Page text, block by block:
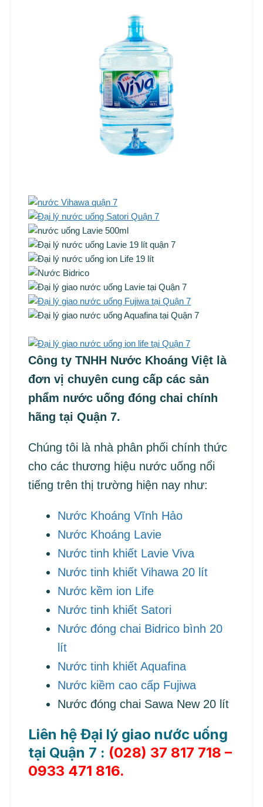
Công ty TNHH Nước Khoáng Việt là
đơn vị chuyên cung cấp các sản
phẩm nước uống đóng chai chính
hãng tại Quận 7.
Chúng tôi là nhà phân phối chính thức
cho các thương hiệu nước uống nổi
tiếng trên thị trường hiện nay như:
Nước Khoáng Vĩnh Hảo
Nước Khoáng Lavie
Nước tinh khiết Lavie Viva
Nước tinh khiết Vihawa 20 lít
Nước kềm ion Life
Nước tinh khiết Satori
Nước đóng chai Bidrico bình 20
lít
Nước tinh khiết Aquafina
Nước kiềm cao cấp Fujiwa
Nước đóng chai Sawa New 20 lít
Liên hệ Đại lý giao nước uống
tại Quận 7 : (028) 37 817 718 –
0933 471 816.